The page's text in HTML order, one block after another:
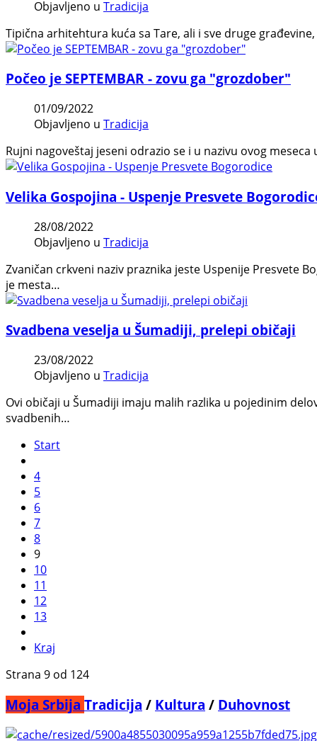
Objavljeno u Tradicija
Tipična arhitehtura kuća sa Tare, ali i sve druge
Počeo je SEPTEMBAR - zovu ga "grozdober"
01/09/2022
Objavljeno u Tradicija
Rujni nagoveštaj jeseni odrazio se i u nazivu ovog
Velika Gospojina - Uspenje Presvete
28/08/2022
Objavljeno u Tradicija
Zvaničan crkveni naziv praznika jeste Uspenije Presvete
je mesta…
Svadbena veselja u Šumadiji, prelepi običaji
23/08/2022
Objavljeno u Tradicija
Ovi običaji u Šumadiji imaju malih razlika u pojedinim
svadbenih…
Start
4
5
6
7
8
9
10
11
12
13
Kraj
Strana 9 od 124
Moja Srbija Tradicija / Kultura / Duhovnost